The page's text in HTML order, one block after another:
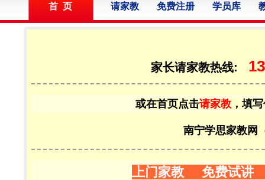
首 页 请家教 免费注册 学员库
家长请家教热线:
或在首页点击请家教 ，填
南宁学思家教网
上门家教 免费试讲